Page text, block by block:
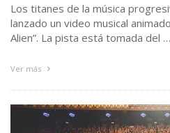
Los titanes de la música
lanzado un video musical
Alien”. La pista está tomada del …
Ver más